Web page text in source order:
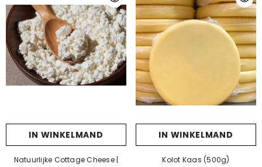
IN WINKELMAND
Natuurlijke Cottage Cheese |
IN WINKELMAND
Kolot Kaas (500g)